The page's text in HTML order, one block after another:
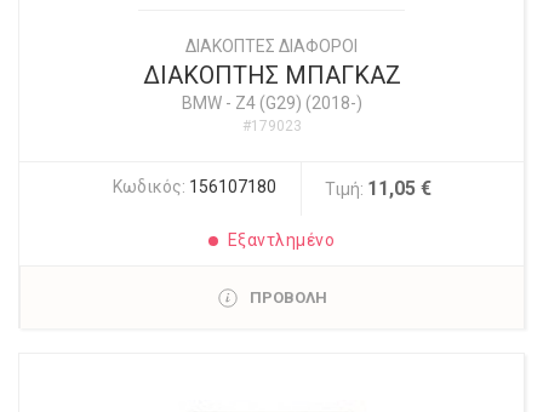
ΔΙΑΚΟΠΤΕΣ ΔΙΑΦΟΡΟΙ
ΔΙΑΚΟΠΤΗΣ ΜΠΑΓΚΑΖ
BMW- Z4 (G29) (2018-)
#179023
Κωδικός: 156107180 Τιμή: 11,05 €
Εξαντλημένο
ΠΡΟΒΟΛΗ